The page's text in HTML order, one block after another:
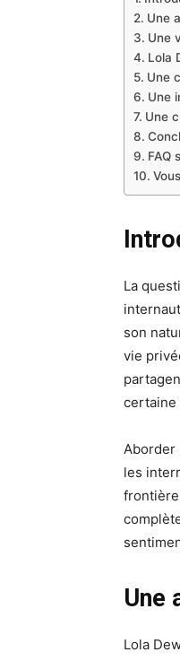
Une
Une
Lola
Une
Une
Une
FAQ
La
son
vie
certaine
Aborder
les
Une
Lola